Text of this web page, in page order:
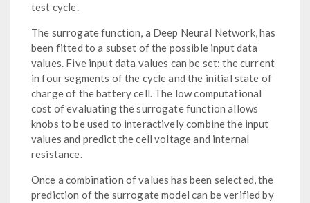
test cycle.
The surrogate function, a Deep Neural Network, has
been fitted to a subset of the possible input data
values. Five input data values can be set: the current
in four segments of the cycle and the initial state of
charge of the battery cell. The low computational
cost of evaluating the surrogate function allows
knobs to be used to interactively combine the input
values and predict the cell voltage and internal
resistance.
Once a combination of values has been selected, the
prediction of the surrogate model can be verified by